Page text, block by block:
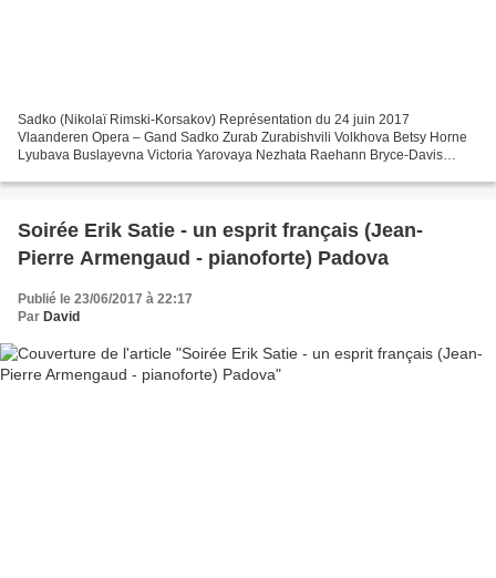
Sadko (Nikolaï Rimski-Korsakov) Représentation du 24 juin 2017
Vlaanderen Opera – Gand Sadko Zurab Zurabishvili Volkhova Betsy Horne
Lyubava Buslayevna Victoria Yarovaya Nezhata Raehann Bryce-Davis
Soirée Erik Satie - un esprit français (Jean-
Pierre Armengaud - pianoforte) Padova
Publié le 23/06/2017 à 22:17
Par David